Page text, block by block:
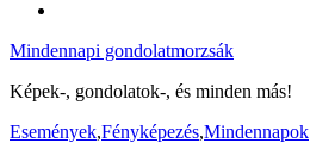
Mindennapi gondolatmorzsák
Képek-, gondolatok-, és minden más!
Események,Fényképezés,Mindennapok